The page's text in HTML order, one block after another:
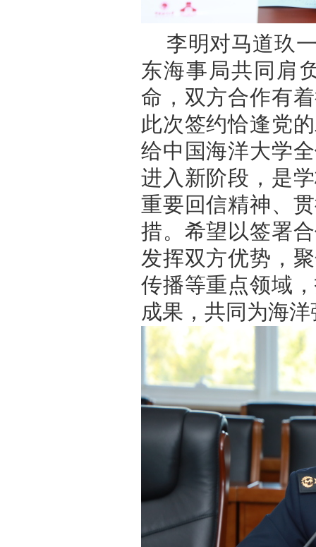
李明对马道玖
东海事局共同肩
命，双方合作有
此次签约恰逢党
给中国海洋大学
进入新阶段，是
重要回信精神、
措。希望以签署
发挥双方优势，
传播等重点领域
成果，共同为海